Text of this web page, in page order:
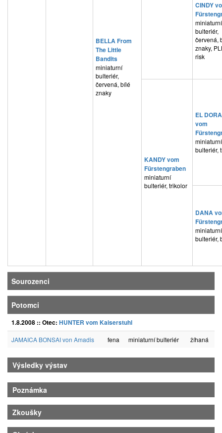
BELLA From
The Little
Bandits
miniaturní
bulteriér,
červená, bílé
znaky
CINDY
miniaturní
bulteriér,
červená,
znaky,
risk
KANDY vom
Fürstengraben
miniaturní
bulteriér, trikolor
EL
vom
miniaturní
bulteriér,
DANA
miniaturní
bulteriér,
Sourozenci
Potomci
1.8.2008 :: Otec: HUNTER vom Kaiserstuhl
JAMAICA BONSAI von Amadis fena miniaturní bulteriér žíhaná
Výsledky výstav
Poznámka
Zkoušky